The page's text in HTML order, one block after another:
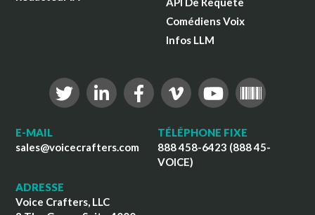
Comédiens Voix
Infos LLM
E-MAIL
sales@voicecrafters.com
TÉLÉPHONE FIXE
888 458-6423 (888 45-
VOICE)
ADRESSE
Voice Crafters, LLC